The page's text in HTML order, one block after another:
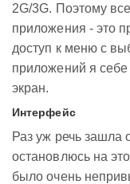
2G/3G. Поэтому
приложения - это
доступ к меню с
приложений я
экран.
Интерфейс
Раз уж речь
остановлюсь на
было очень